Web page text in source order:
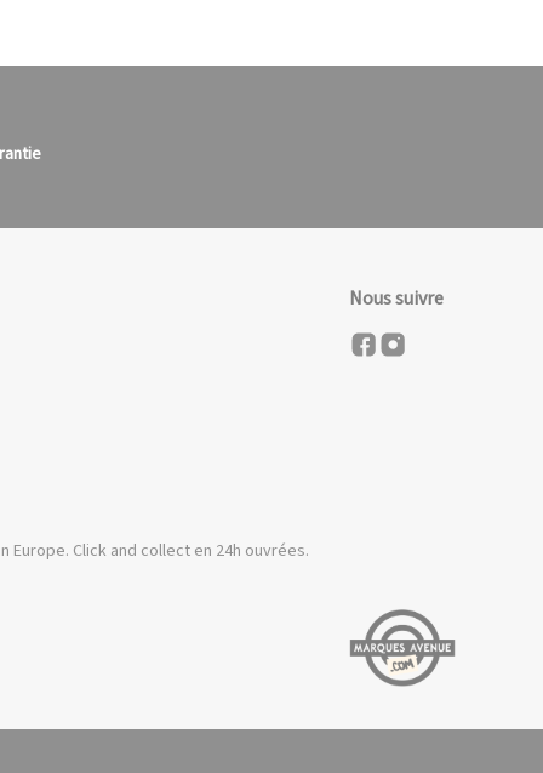
Click and collect en 24h ouvrées.
Nous suivre